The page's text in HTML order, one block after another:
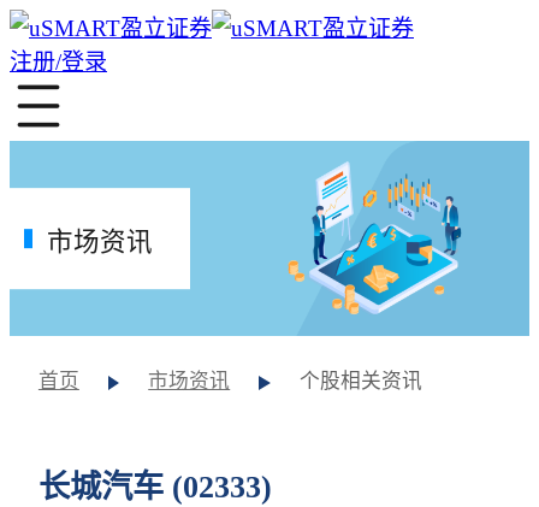
注册/登录
市场资讯
首页 市场资讯 个股相关资讯
长城汽车 (02333)